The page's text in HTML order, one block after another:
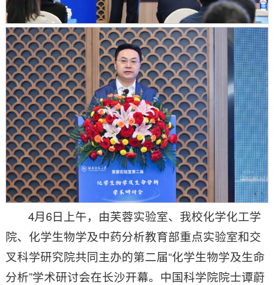
4月6日上午，由芙蓉实验室、我校化学化工学
院、化学生物学及中药分析教育部重点实验室和交
叉科学研究院共同主办的第二届“化学生物学及生命
分析”学术研讨会在长沙开幕。中国科学院院士谭蔚